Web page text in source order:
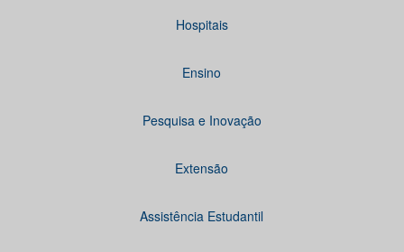
Hospitais
Ensino
Pesquisa e Inovação
Extensão
Assistência Estudantil